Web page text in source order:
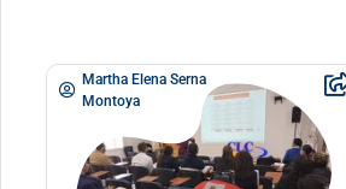
Martha Elena Serna
Montoya